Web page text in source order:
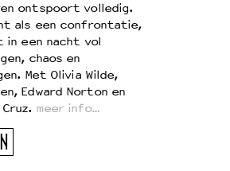
ontspoort volledig.
als een confrontatie,
in een nacht vol
chaos en
Met Olivia Wilde,
Edward Norton en
meer info…